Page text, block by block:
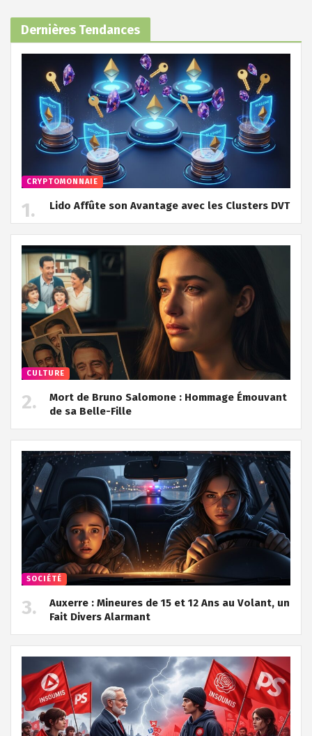
Dernières Tendances
CRYPTOMONNAIE
Lido Affûte son Avantage avec les Clusters DVT
CULTURE
Mort de Bruno Salomone : Hommage Émouvant
de sa Belle-Fille
SOCIÉTÉ
Auxerre : Mineures de 15 et 12 Ans au Volant, un
Fait Divers Alarmant